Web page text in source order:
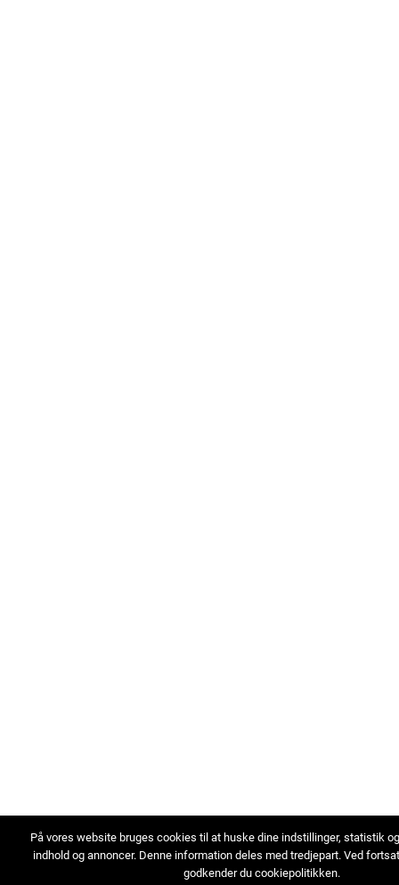
På vores website bruges cookies til at huske dine indstillinger, statistik
indhold og annoncer. Denne information deles med tredjepart. Ved
godkender du cookiepolitikken.